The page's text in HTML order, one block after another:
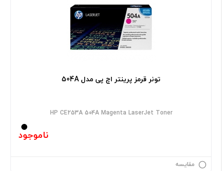
تونر قرمز پرینتر اچ پی مدل 504A
HP CE253A 504A Magenta LaserJet Toner
ناموجود
مقایسه